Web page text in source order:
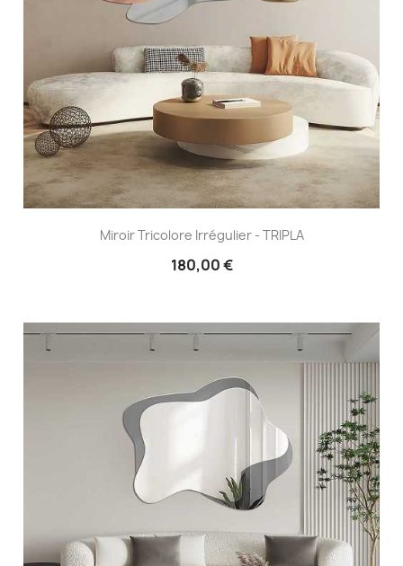
Miroir Tricolore Irrégulier - TRIPLA
180,00 €